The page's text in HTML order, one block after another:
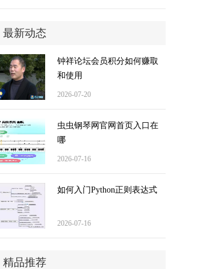
最新动态
钟祥论坛会员积分如何赚取
和使用
2026-07-20
虫虫钢琴网官网首页入口在
哪
2026-07-16
如何入门Python正则表达式
2026-07-16
精品推荐